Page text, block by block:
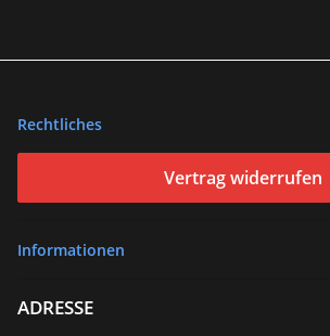
Rechtliches
Vertrag widerrufen
Informationen
ADRESSE